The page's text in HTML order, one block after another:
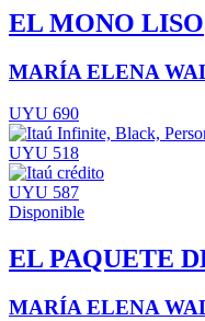
EL MONO LISO
MARÍA ELENA
UYU 690
UYU 518
UYU 587
Disponible
EL PAQUETE
MARÍA ELENA